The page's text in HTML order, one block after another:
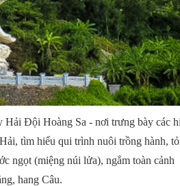
Hải Đội Hoàng Sa - nơi trưng bày các
tìm hiểu qui trình nuôi trồng hành,
ngọt (miệng núi lửa), ngắm toàn cảnh
hang Câu.